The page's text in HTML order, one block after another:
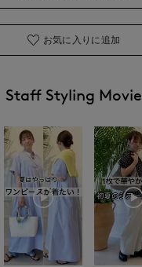
お気に入りに追加
Staff Styling Movie